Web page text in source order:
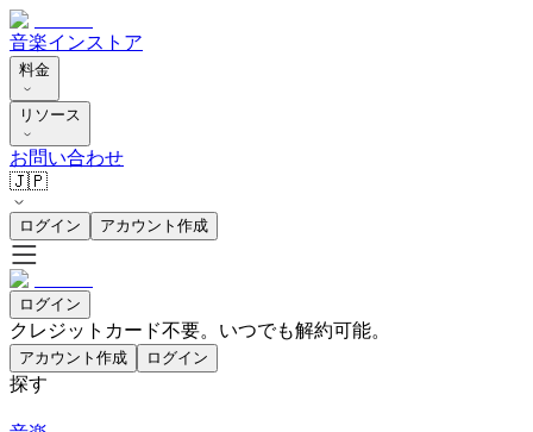
音楽インストア
料金
リソース
お問い合わせ
🇯🇵
ログイン アカウント作成
ログイン
クレジットカード不要。いつでも解約可能。
アカウント作成 ログイン
探す